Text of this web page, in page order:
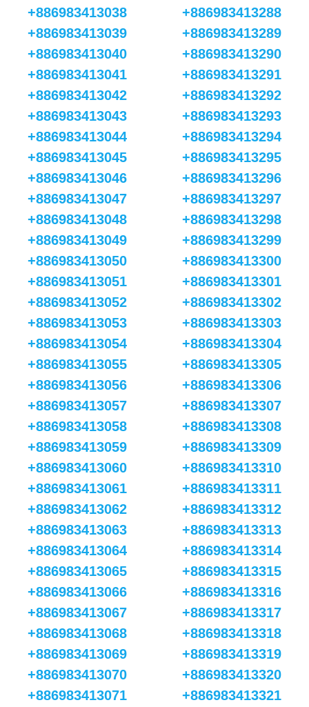
+886983413038
+886983413039
+886983413040
+886983413041
+886983413042
+886983413043
+886983413044
+886983413045
+886983413046
+886983413047
+886983413048
+886983413049
+886983413050
+886983413051
+886983413052
+886983413053
+886983413054
+886983413055
+886983413056
+886983413057
+886983413058
+886983413059
+886983413060
+886983413061
+886983413062
+886983413063
+886983413064
+886983413065
+886983413066
+886983413067
+886983413068
+886983413069
+886983413070
+886983413071
+886983413288
+886983413289
+886983413290
+886983413291
+886983413292
+886983413293
+886983413294
+886983413295
+886983413296
+886983413297
+886983413298
+886983413299
+886983413300
+886983413301
+886983413302
+886983413303
+886983413304
+886983413305
+886983413306
+886983413307
+886983413308
+886983413309
+886983413310
+886983413311
+886983413312
+886983413313
+886983413314
+886983413315
+886983413316
+886983413317
+886983413318
+886983413319
+886983413320
+886983413321